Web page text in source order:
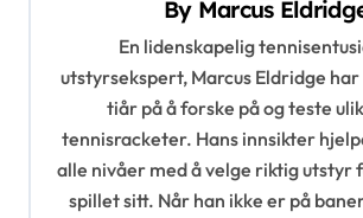
By Marcus
En lidenskapelig
utstyrsekspert, Marcus Eldridge
tiår på å forske på og teste
tennisracketer. Hans innsikter
alle nivåer med å velge riktig utstyr
spillet sitt. Når han ikke er på